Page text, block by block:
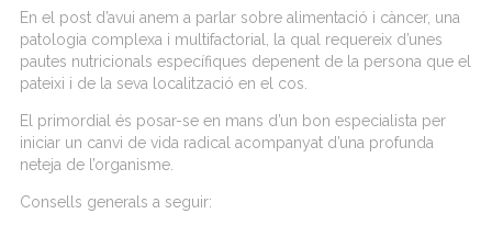
En el post d’avui anem a parlar sobre alimentació i càncer, una
patologia complexa i multifactorial, la qual requereix d’unes
pautes nutricionals específiques depenent de la persona que el
pateixi i de la seva localització en el cos.
El primordial és posar-se en mans d’un bon especialista per
iniciar un canvi de vida radical acompanyat d’una profunda
neteja de l’organisme.
Consells generals a seguir: